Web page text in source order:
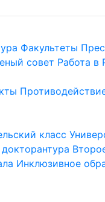
Факультеты
совет Работа в
класс
Инклюзивное